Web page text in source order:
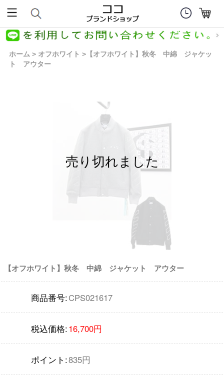
ホーム > オフホワイト >【オフホワイト】秋冬 中綿 ジャケッ
ト アウター
【オフホワイト】秋冬 中綿 ジャケット アウター
商品番号:CPS021617
税込価格:16,700円
ポイント:835円